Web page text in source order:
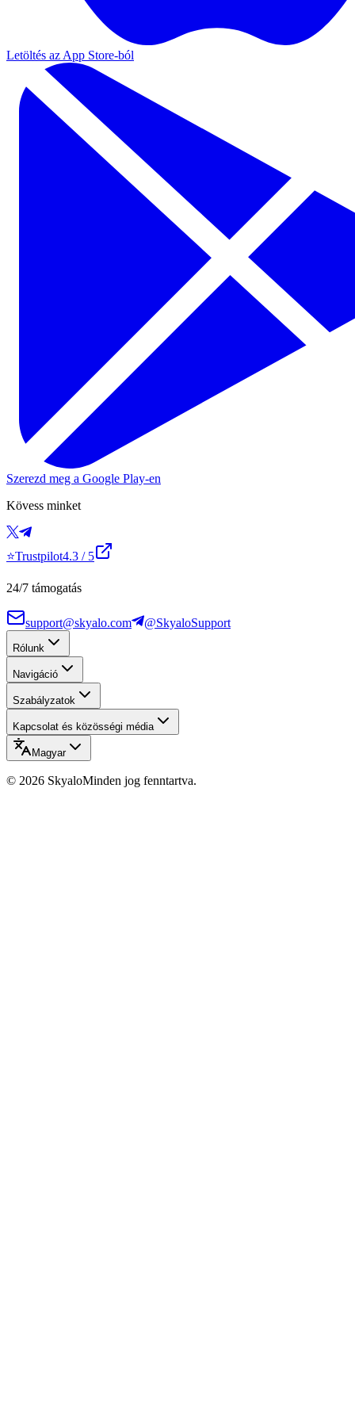
Letöltés az App Store-ból
Szerezd meg a Google Play-en
Kövess minket
⭐Trustpilot4.3 / 5
24/7 támogatás
support@skyalo.com @SkyaloSupport
Rólunk
Navigáció
Szabályzatok
Kapcsolat és közösségi média
Magyar
© 2026 SkyaloMinden jog fenntartva.